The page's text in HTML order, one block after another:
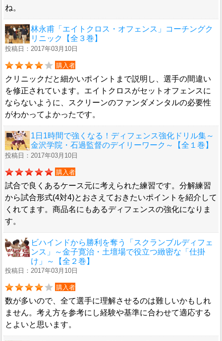
ね。
林永甫「エイトクロス・オフェンス」コーチングク
リニック【全３巻】
投稿日：2017年03月10日
購入者
クリニックだと細かいポイントまで説明し、選手の間違い
を修正されています。エイトクロスがセットオフェンスに
ならないように、スクリーンのファンダメンタルの必要性
がわかってよかったです。
1日1時間で強くなる！ディフェンス強化ドリル集～
金沢学院・石過監督のデイリーワーク～【全１巻】
投稿日：2017年03月10日
購入者
試合で良くあるケース元に考えられた練習です。分解練習
から試合形式(4対4)とおさえておきたいポイントを紹介して
くれてます。商品名にもあるディフェンスの強化になりま
す。
ビハインドから勝利を奪う「スクランブルディフェ
ンス」～金子寛治・土壇場で役立つ緻密な「仕掛
け」～【全２巻】
投稿日：2017年03月10日
購入者
数が多いので、全て選手に理解させるのは難しいかもしれ
ません。考え方を参考にし経験や基準に合わせて適応する
とよいと思います。